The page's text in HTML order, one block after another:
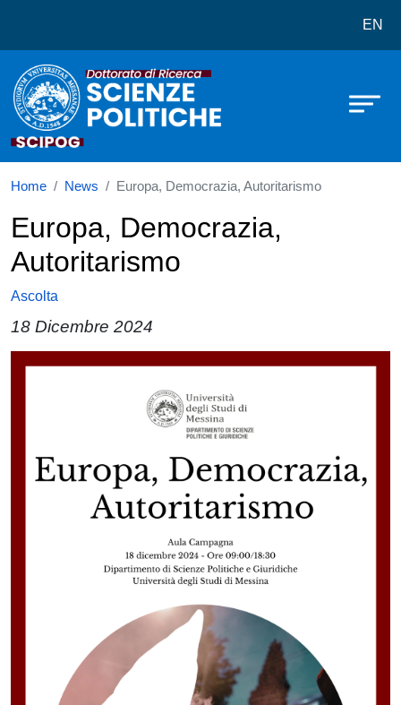
EN
Home News Europa, Democrazia, Autoritarismo
Europa, Democrazia,
Autoritarismo
Ascolta
18 Dicembre 2024
Paragrafo
Immagine